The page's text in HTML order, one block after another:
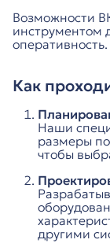
Возможности
инструментом
оперативность.
Как
Наши
размеры
чтобы
другими